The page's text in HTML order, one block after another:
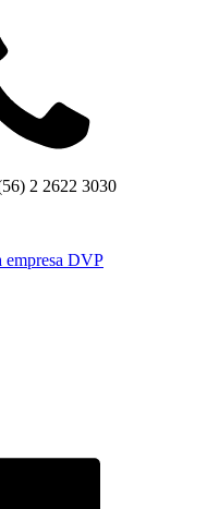
2 2622 3030